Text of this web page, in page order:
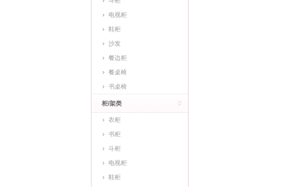
电视柜
鞋柜
沙发
餐边柜
餐桌椅
书桌椅
柜/架类
衣柜
书柜
斗柜
电视柜
鞋柜